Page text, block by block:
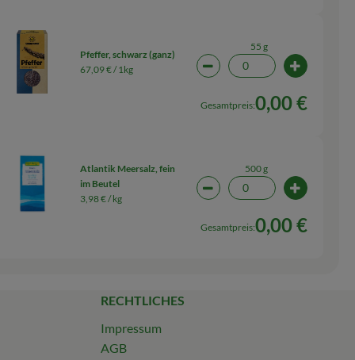
ändern
Pfeffer, schwarz (ganz)
67,09 € /1kg
55 g
Artikelanzahl verringern
Gesamtpreis:0,00 €
ändern
Atlantik Meersalz, fein
im Beutel
3,98 € /kg
500 g
Artikelanzahl verringern
Gesamtpreis:0,00 €
RECHTLICHES
Impressum
AGB